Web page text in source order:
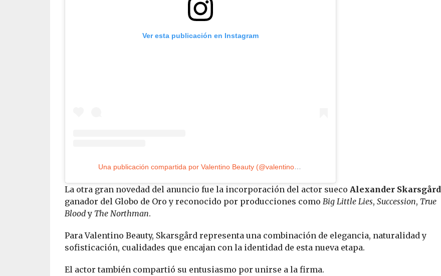
Ver esta publicación en Instagram
Una publicación compartida por Valentino Beauty (@valentino.beauty)
La otra gran novedad del anuncio fue la incorporación del actor sueco Alexander Skarsgård
ganador del Globo de Oro y reconocido por producciones como Big Little Lies, Succession, True
Bloody The Northman.
Para Valentino Beauty, Skarsgård representa una combinación de elegancia, naturalidad y
sofisticación, cualidades que encajan con la identidad de esta nueva etapa.
El actor también compartió su entusiasmo por unirse a la firma.